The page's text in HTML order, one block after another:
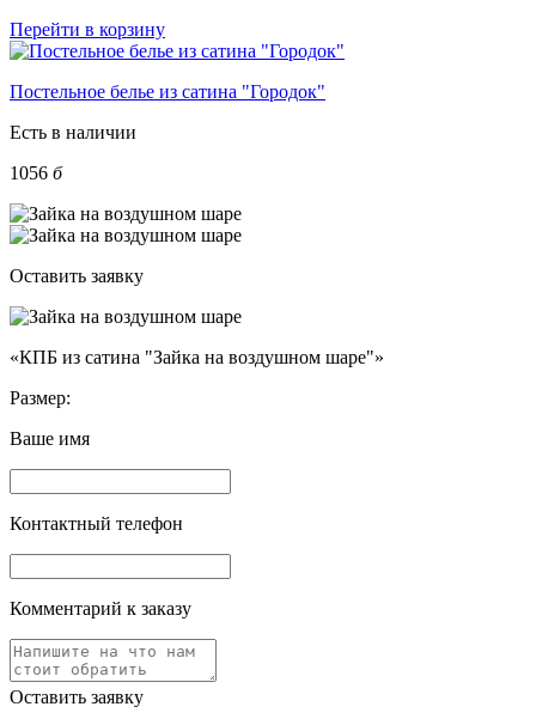
Перейти в корзину
Постельное белье из сатина "Городок"
Есть в наличии
1056 б
Оставить заявку
«КПБ из сатина "Зайка на воздушном шаре"»
Размер:
Ваше имя
Контактный телефон
Комментарий к заказу
Оставить заявку